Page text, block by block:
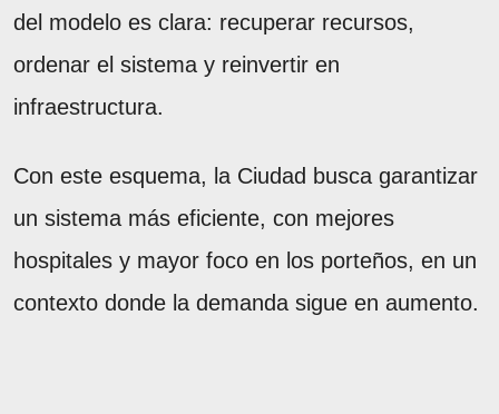
del modelo es clara: recuperar recursos,
ordenar el sistema y reinvertir en
infraestructura.
Con este esquema, la Ciudad busca garantizar
un sistema más eficiente, con mejores
hospitales y mayor foco en los porteños, en un
contexto donde la demanda sigue en aumento.